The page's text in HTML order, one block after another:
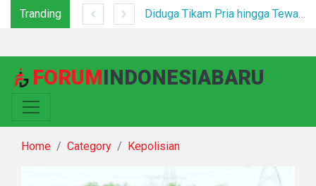
Tranding Diduga Tikam Pria hingga Tewas di Plaza Kabanjahe, Pelaku Diamankan Beberapa Menit Setelah Kejadian
FORUMINDONESIABARU
Home Category Kepolisian